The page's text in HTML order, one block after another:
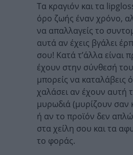
Τα κραγιόν και τα
όρο ζωής έναν χρόνο,
να απαλλαγείς το
αυτά αν έχεις βγάλει
σου! Κατά τ’άλλα είναι
έχουν στην σύνθεσή
μπορείς να καταλάβεις
χαλάσει αν έχουν αυτή
μυρωδιά (μυρίζουν σαν
ή αν το προϊόν δεν
στα χείλη σου και τα
το φοράς.